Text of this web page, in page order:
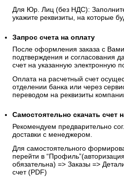
Для Юр. Лиц (без НДС):
укажите реквизиты, на которые
Запрос счета на оплату
После оформления заказа с
подтверждения и согласования
счет на указанную электронную
Оплата на расчетный счет
отделении банка или через
переводом на реквизиты
Самостоятельно скачать счет
Рекомендуем предварительно
доставки с менеджером.
Для самостоятельного
перейти в
обязательна) => Заказы =>
счет (PDF)